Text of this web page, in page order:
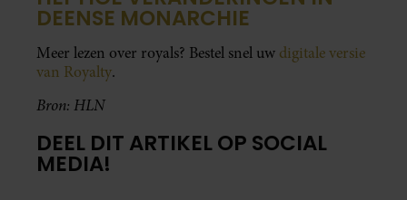
DEENSE MONARCHIE
Meer lezen over royals? Bestel snel uw digitale versie
van Royalty.
Bron: HLN
DEEL DIT ARTIKEL OP SOCIAL
MEDIA!